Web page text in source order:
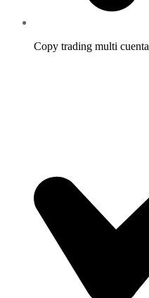
Copy trading multi cuenta